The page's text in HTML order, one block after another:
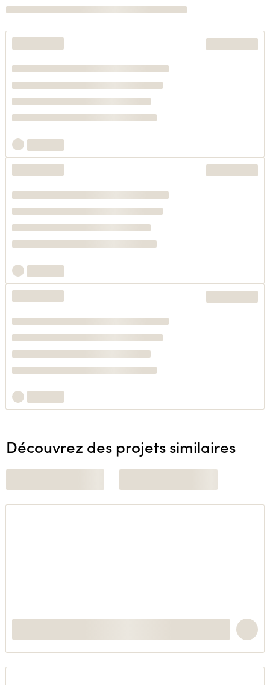
Découvrez des projets similaires